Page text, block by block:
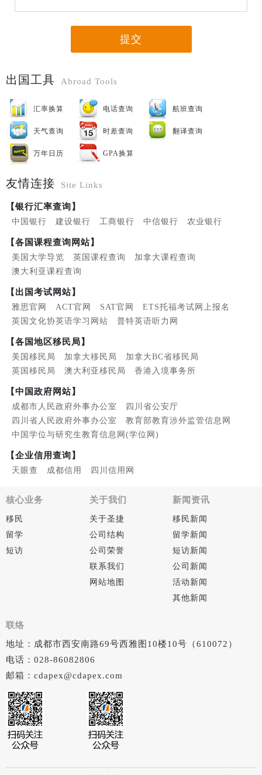
提交
出国工具 Abroad Tools
汇率换算 电话查询 航班查询
天气查询 时差查询 翻译查询
万年日历 GPA换算
友情连接 Site Links
【银行汇率查询】
中国银行 建设银行 工商银行 中信银行 农业银行
【各国课程查询网站】
美国大学导览 英国课程查询
加拿大课程查询
澳大利亚课程查询
【出国考试网站】
雅思官网 ACT官网 SAT官网
ETS托福考试网上报名
英国文化协英语学习网站
普特英语听力网
【各国地区移民局】
美国移民局 加拿大移民局
加拿大BC省移民局
英国移民局
澳大利亚移民局 香港入境事务所
【中国政府网站】
成都市人民政府外事办公室
四川省公安厅
四川省人民政府外事办公室
教育部教育涉外监管信息网
中国学位与研究生教育信息网(学位网)
【企业信用查询】
天眼查 成都信用 四川信用网
核心业务
移民
留学
短访
关于我们
关于圣捷
公司结构
公司荣誉
联系我们
网站地图
新闻资讯
移民新闻
留学新闻
短访新闻
公司新闻
活动新闻
其他新闻
联络
地址：成都市西安南路69号西雅图10楼10号（610072）
电话：028-86082806
邮箱：cdapex@cdapex.com